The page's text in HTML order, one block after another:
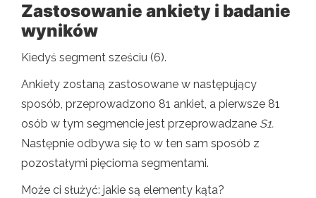
Zastosowanie ankiety i badanie
wyników
Kiedyś segment sześciu (6).
Ankiety zostaną zastosowane w następujący
sposób, przeprowadzono 81 ankiet, a pierwsze 81
osób w tym segmencie jest przeprowadzane S1.
Następnie odbywa się to w ten sam sposób z
pozostałymi pięcioma segmentami.
Może ci służyć: jakie są elementy kąta?